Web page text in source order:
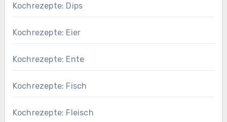
Kochrezepte: Dips
Kochrezepte: Eier
Kochrezepte: Ente
Kochrezepte: Fisch
Kochrezepte: Fleisch